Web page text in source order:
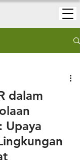
dalam
Upaya